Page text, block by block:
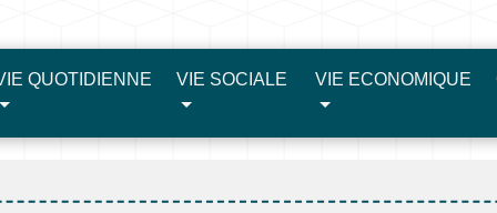
QUOTIDIENNE VIE SOCIALE VIE ECONOMIQUE